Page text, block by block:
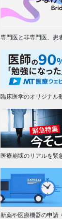
専門医と非専門医、患
臨床医学のオリジナル
医療崩壊のリアルを緊
新薬や医療機器の申請